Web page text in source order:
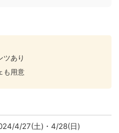
ツあり
も用意
4/27(土)・4/28(日)